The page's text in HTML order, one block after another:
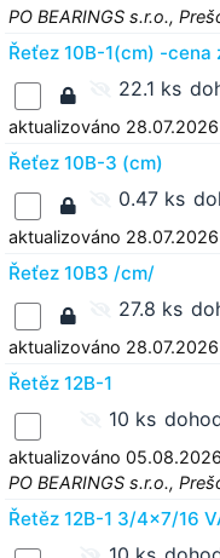
PO BEARINGS s.r.o.,
Řeťez 10B-1(cm) -cena
22.1 ks
aktualizováno 28.07.2026
Řeťez 10B-3 (cm)
0.47 ks
aktualizováno 28.07.2026
Řeťez 10B3 /cm/
27.8 ks
aktualizováno 28.07.2026
Řetěz 12B-1
10 ks
aktualizováno 05.08.2026
PO BEARINGS s.r.o.,
Řetěz 12B-1 3/4x7/16